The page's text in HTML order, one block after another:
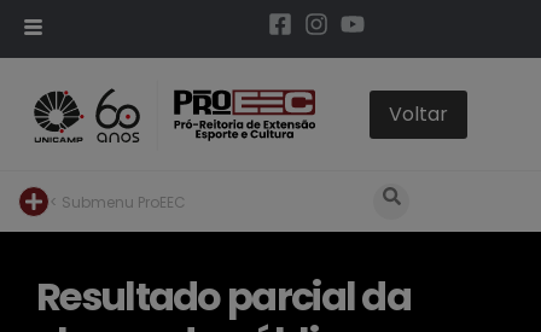
< Submenu ProEEC
Resultado parcial da